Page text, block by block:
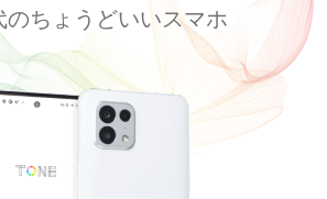
ちょうどいいスマホ